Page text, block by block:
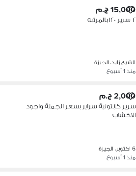
15,000 ج.م
٢ سرير ١٢٠ بالمرتبه
الشيخ زايد، الجيزة
منذ 1 أسبوع
2,000 ج.م
سرير كابتونية سراير بسعر الجملة واجود
الاخشاب
6 اكتوبر، الجيزة
منذ 1 أسبوع